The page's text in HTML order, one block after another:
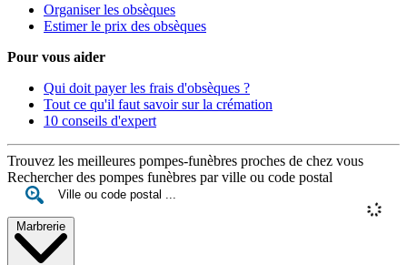
Organiser les obsèques
Estimer le prix des obsèques
Pour vous aider
Qui doit payer les frais d'obsèques ?
Tout ce qu'il faut savoir sur la crémation
10 conseils d'expert
Trouvez les meilleures pompes-funèbres proches de chez vous
Rechercher des pompes funèbres par ville ou code postal
Marbrerie